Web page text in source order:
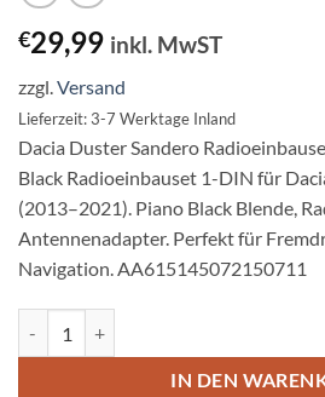
€29,99 inkl. MwST
zzgl.Versand
Lieferzeit: 3-7 Werktage Inland
Dacia Duster Sandero
Black Radioeinbauset 1-DIN für
(2013–2021). Piano Black Blende,
Antennenadapter. Perfekt für
Navigation. AA615145072150711
IN DEN